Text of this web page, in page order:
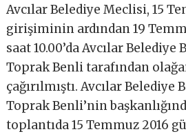
Avcılar Belediye Meclisi, 15
girişiminin ardından 19
saat 10.00’da Avcılar Belediye
Toprak Benli tarafından
çağırılmıştı. Avcılar Belediye
Toprak Benli’nin
toplantıda 15 Temmuz 2016